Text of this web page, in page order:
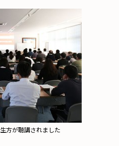
方が聴講されました